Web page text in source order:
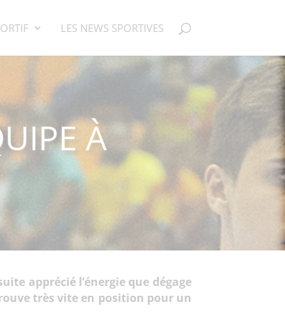
LES NEWS SPORTIVES
À
apprécié l’énergie que dégage
très vite en position pour un